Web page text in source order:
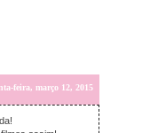
feira, março 12, 2015